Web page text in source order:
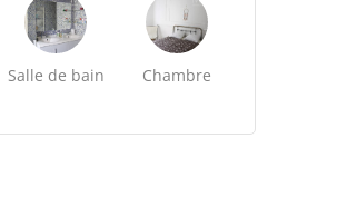
Salle de bain Chambre